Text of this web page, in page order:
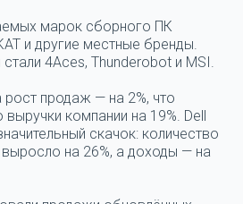
марок сборного ПК
и другие местные бренды.
4Aces, Thunderobot и MSI.
продаж — на 2%, что
компании на 19%. Dell
скачок: количество
на 26%, а доходы — на